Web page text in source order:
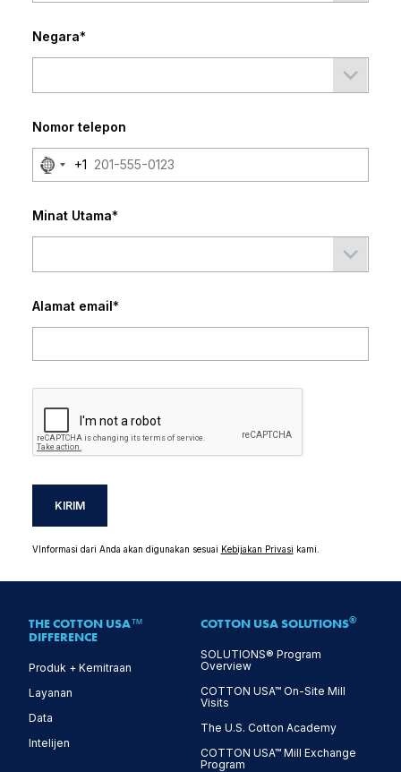
Negara*
Nomor telepon
No
country
+1
Minat Utama*
Alamat email*
KIRIM
VInformasi dari Anda akan digunakan sesuai Kebijakan Privasi kami.
THE COTTON USA™
DIFFERENCE
Produk + Kemitraan
Layanan
Data
Intelijen
COTTON USA SOLUTIONS®
SOLUTIONS® Program
Overview
COTTON USA™ On-Site Mill
Visits
The U.S. Cotton Academy
COTTON USA™ Mill Exchange
Program